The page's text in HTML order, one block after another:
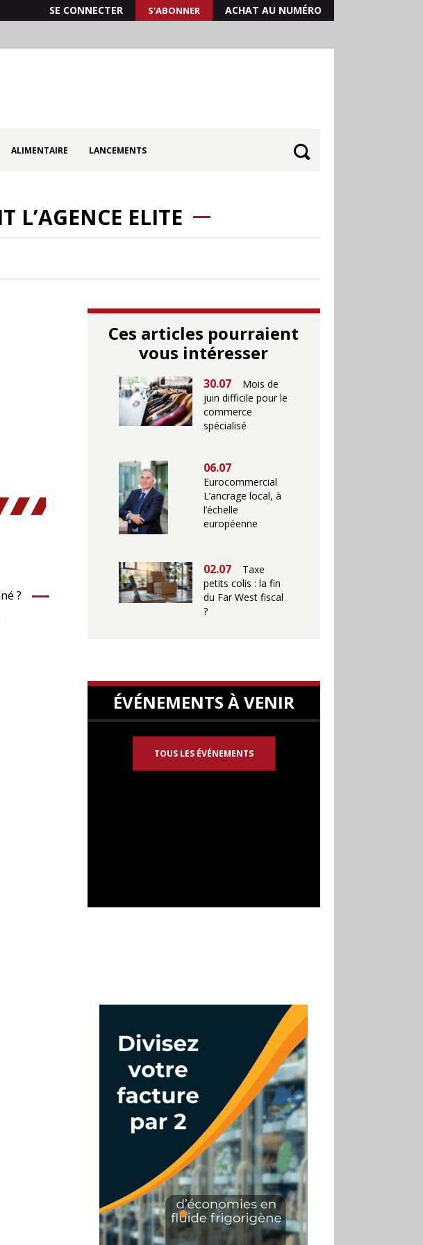
SE CONNECTER S'ABONNER ACHAT AU NUMÉRO
ALIMENTAIRE LANCEMENTS
L’AGENCE ELITE
?
Ces articles pourraient
vous intéresser
30.07
Mois de
juin difficile pour le
commerce
spécialisé
06.07
Eurocommercial
L’ancrage local, à
l’échelle
européenne
02.07
Taxe
petits colis : la fin
du Far West fiscal
?
ÉVÉNEMENTS À VENIR
TOUS LES ÉVÉNEMENTS